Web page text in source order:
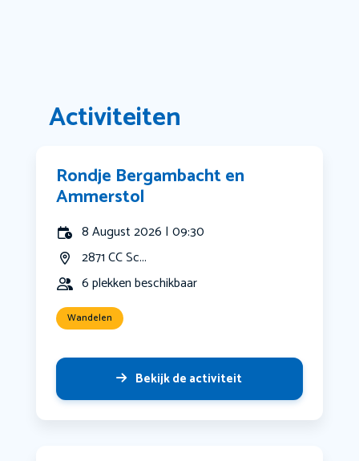
Activiteiten
Rondje Bergambacht en
Ammerstol
8 August 2026 | 09:30
2871 CC Sc...
6 plekken beschikbaar
Wandelen
Bekijk de activiteit